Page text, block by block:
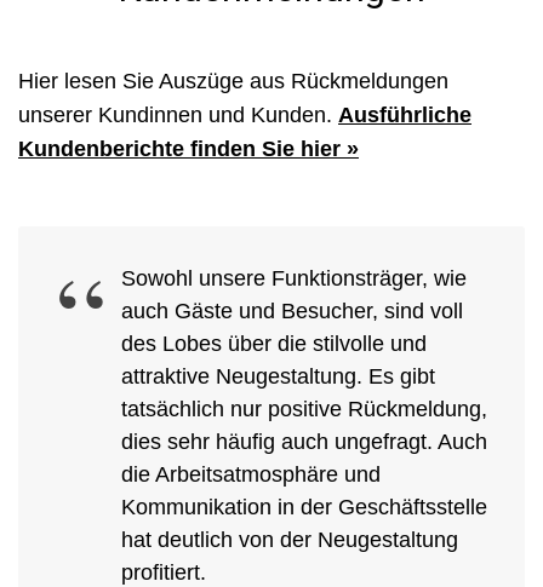
Hier lesen Sie Auszüge aus Rückmeldungen
unserer Kundinnen und Kunden. Ausführliche
Kundenberichte finden Sie hier »
Sowohl unsere Funktionsträger, wie
auch Gäste und Besucher, sind voll
des Lobes über die stilvolle und
attraktive Neugestaltung. Es gibt
tatsächlich nur positive Rückmeldung,
dies sehr häufig auch ungefragt. Auch
die Arbeitsatmosphäre und
Kommunikation in der Geschäftsstelle
hat deutlich von der Neugestaltung
profitiert.